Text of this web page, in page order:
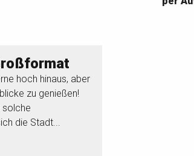
hoch hinaus, aber
zu genießen!
solche
die Stadt...